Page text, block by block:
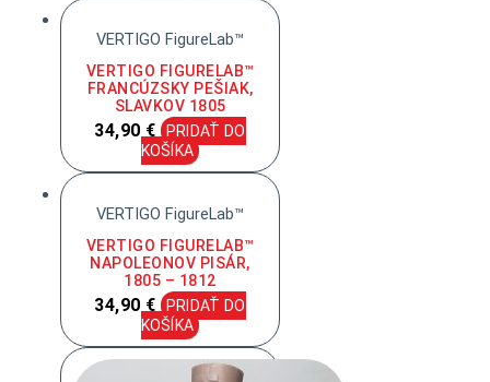
VERTIGO FigureLab™
VERTIGO FIGURELAB™
FRANCÚZSKY PEŠIAK,
SLAVKOV 1805
34,90 €
PRIDAŤ DO
KOŠÍKA
VERTIGO FigureLab™
VERTIGO FIGURELAB™
NAPOLEONOV PISÁR,
1805 – 1812
34,90 €
PRIDAŤ DO
KOŠÍKA